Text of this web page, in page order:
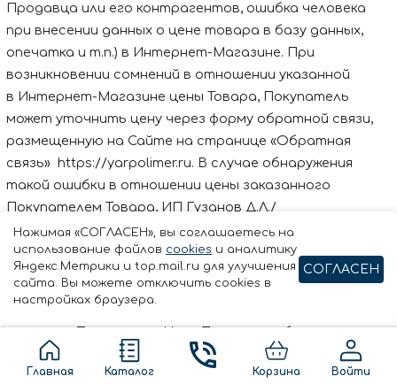
Продавца или его контрагентов, ошибка человека
при внесении данных о цене товара в базу данных,
опечатка и т.п.) в Интернет-Магазине. При
возникновении сомнений в отношении указанной
в Интернет-Магазине цены Товара, Покупатель
может уточнить цену через форму обратной связи,
размещенную на Сайте на странице «Обратная
связь» https://yarpolimer.ru. В случае обнаружения
такой ошибки в отношении цены заказанного
Покупателем Товара, ИП Гузанов Д.Л./
Ярполимеринформирует Покупателя об этом.
Подтверждение о готовности Товара к отгрузке
Покупателю не направляется.
6.2.Цена Товара в Интернет-Магазине может быть
изменена Продавцом. Цена Товаров и общая
стоимость Заказа указывается на последнем этапе
оформления Заказа и действительна на момент
Нажимая «СОГЛАСЕН», вы соглашаетесь на
использование файлов cookies и аналитику
Яндекс.Метрики и top.mail.ru для улучшения
сайта. Вы можете отключить cookies в
настройках браузера.
СОГЛАСЕН
Главная Каталог Корзина Войти